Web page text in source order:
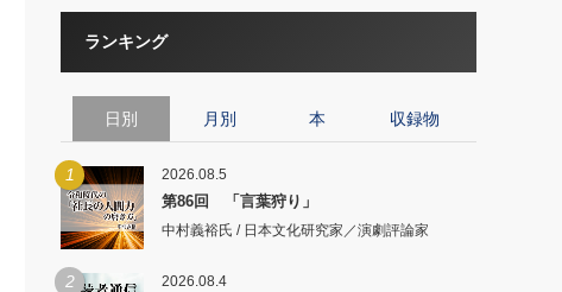
ランキング
日別 月別 本 収録物
1 2026.08.5
第86回 「言葉狩り」
中村義裕氏 / 日本文化研究家／演劇評論家
2 2026.08.4